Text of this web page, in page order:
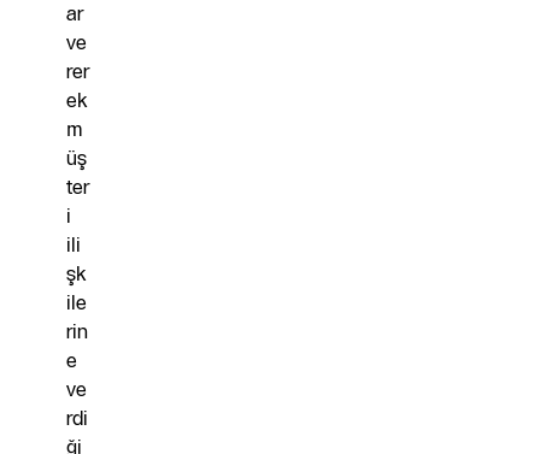
ar
ve
rer
ek
m
üş
ter
i
ili
şk
ile
rin
e
ve
rdi
ği